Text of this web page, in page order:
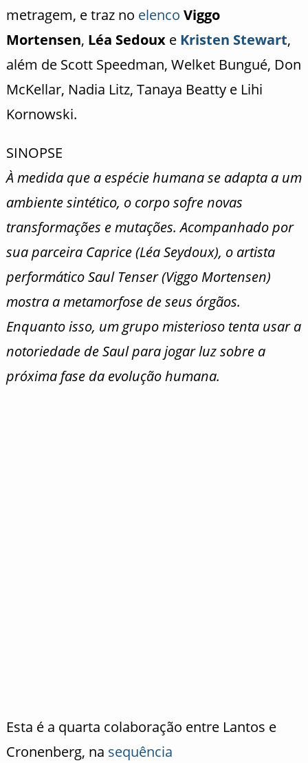
metragem, e traz no elenco Viggo
Mortensen, Léa Sedouxe Kristen Stewart,
além de Scott Speedman, Welket Bungué, Don
McKellar, Nadia Litz, Tanaya Beatty e Lihi
Kornowski.
SINOPSE
À medida que a espécie humana se adapta a um
ambiente sintético, o corpo sofre novas
transformações e mutações. Acompanhado por
sua parceira Caprice (Léa Seydoux), o artista
performático Saul Tenser (Viggo Mortensen)
mostra a metamorfose de seus órgãos.
Enquanto isso, um grupo misterioso tenta usar a
notoriedade de Saul para jogar luz sobre a
próxima fase da evolução humana.
Esta é a quarta colaboração entre Lantos e
Cronenberg, na sequência